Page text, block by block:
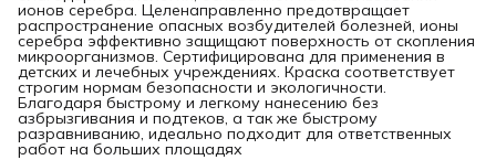
ионов серебра. Целенаправленно предотвращает
распространение опасных возбудителей болезней, ионы
серебра эффективно защищают поверхность от скопления
микроорганизмов. Сертифицирована для применения в
детских и лечебных учреждениях. Краска соответствует
строгим нормам безопасности и экологичности.
Благодаря быстрому и легкому нанесению без
азбрызгивания и подтеков, а так же быстрому
разравниванию, идеально подходит для ответственных
работ на больших площадях